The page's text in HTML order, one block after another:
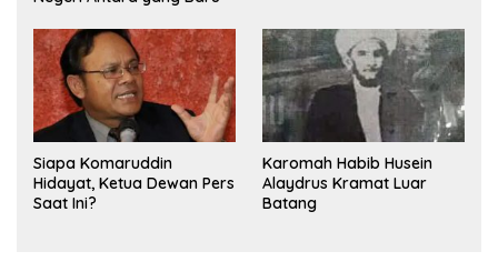
Siapa Komaruddin
Hidayat, Ketua Dewan Pers
Saat Ini?
Karomah Habib Husein
Alaydrus Kramat Luar
Batang